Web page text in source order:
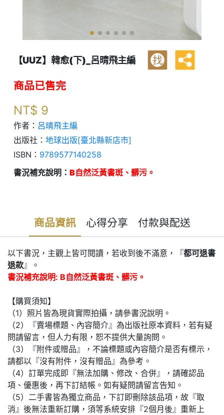
【UUZ】韓愈(下)_呂晴飛主編 找
商品已售完
NT$ 9
作者： 呂晴飛主編
出版社： 地球出版[臺北縣新店市]
ISBN： 9789577140258
書況補充說明： B自然泛黃書斑、髒污。
商品資訊 心得分享 付款與配送
以下書況，主觀上皆可閱讀，若收到後不滿意，『都可退書
退款』。
書況補充說明: B自然泛黃書斑、髒污。
【購買須知】
（1）照片皆為現貨實際拍攝，請參書況說明。
（2）『賣場標題、內容簡介』為出版社原本資料，若有疑
問請留言，但人力有限，恕不提供大量詢問。
（3）『附件或贈品』，不論標題或內容簡介是否有標示，
請都以『沒有附件，沒有贈品』為參考。
（4）訂單完成即『無法加購、修改、合併』，請確認品
項、優惠後，再下訂結帳。如有疑問請留言告知。
（5）二手書皆為獨立商品，下訂即刪除該品項，故『取
消』後無法重新訂購，須等系統安排『2個月後』重新上